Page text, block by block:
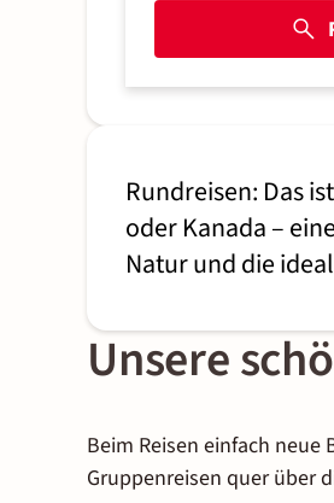
Rundreisen: Das
oder Kanada –
Natur und die
Unsere
Beim Reisen einfach
Gruppenreisen quer über